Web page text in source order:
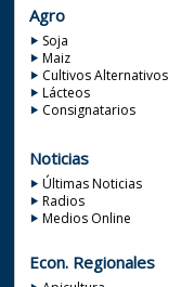
Agro
Soja
Maiz
Cultivos Alternativos
Lácteos
Consignatarios
Noticias
Últimas Noticias
Radios
Medios Online
Econ. Regionales